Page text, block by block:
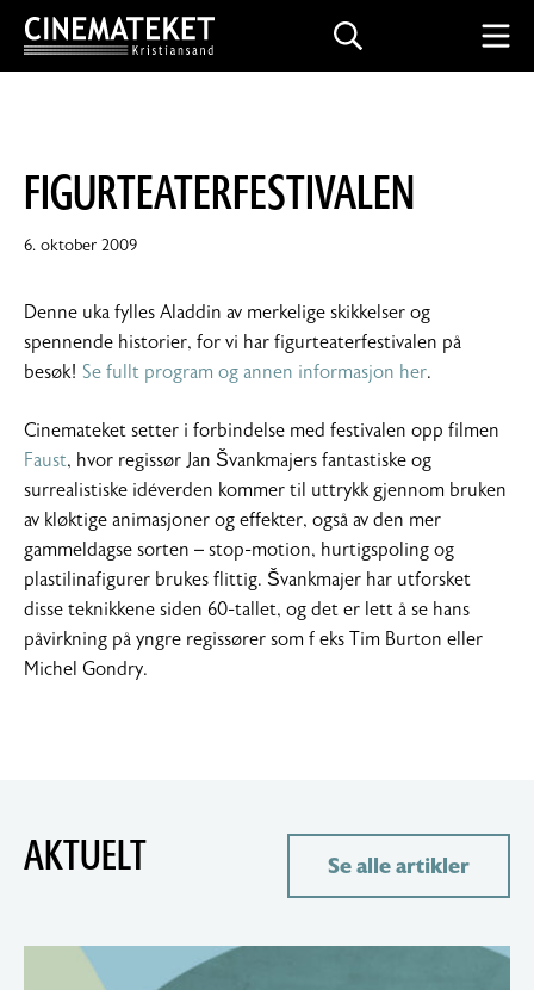
Skip
content
CINEMATEKET I KRISTIANSAND
FIGURTEATERFESTIVALEN
6. oktober 20093.
Denne uka fylles Aladdin av merkelige skikkelser og
spennende historier, for vi har figurteaterfestivalen på
besøk! Se fullt program og annen informasjon her.
Cinemateket setter i forbindelse med festivalen opp filmen
Faust, hvor regissør Jan Švankmajers fantastiske og
surrealistiske idéverden kommer til uttrykk gjennom bruken
av kløktige animasjoner og effekter, også av den mer
gammeldagse sorten – stop-motion, hurtigspoling og
plastilinafigurer brukes flittig. Švankmajer har utforsket
disse teknikkene siden 60-tallet, og det er lett å se hans
påvirkning på yngre regissører som f eks Tim Burton eller
Michel Gondry.
AKTUELT Se alle artikler